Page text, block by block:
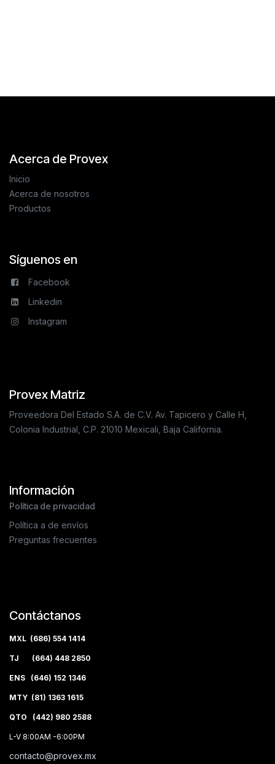
Acerca de Provex
Inicio
Acerca de nosotros
Productos
Síguenos en
Facebook
Linkedin
Instagram
Provex Matriz
Proveedora Del Estado S.A. de C.V. Av. Tapicero y Calle H,
Colonia Industrial, C.P. 21010 Mexicali, Baja California.
Información
Política de privacidad
Política a de envíos
Preguntas frecuentes
Contáctanos
MXL (686) 554 1414
TJ (664) 448 2850
ENS (646) 152 1346
MTY (81) 1363 1615
QTO (442) 980 2588
L-V 8:00AM -6:00PM
contacto@provex.mx